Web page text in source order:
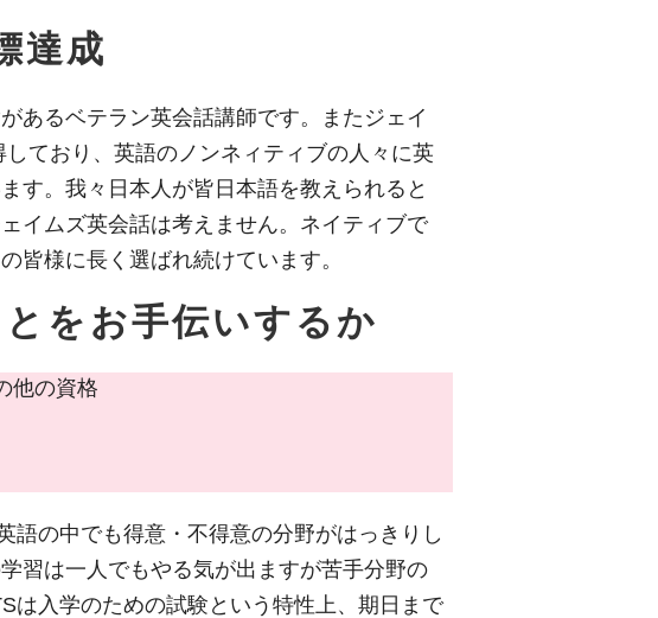
達成
あるベテラン英会話講師です。またジェイ
ており、英語のノンネィティブの人々に英
す。我々日本人が皆日本語を教えられると
イムズ英会話は考えません。ネイティブで
皆様に長く選ばれ続けています。
をお手伝いするか
他の資格
語の中でも得意・不得意の分野がはっきりし
習は一人でもやる気が出ますが苦手分野の
は入学のための試験という特性上、期日まで